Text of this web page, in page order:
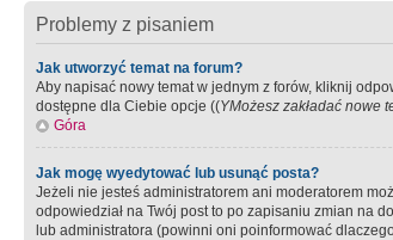
Problemy z pisaniem
Jak utworzyć temat na forum?
Aby napisać nowy temat w jednym z forów, kliknij
dostępne dla Ciebie opcje ((YMożesz zakładać nowe
Góra
Jak mogę wyedytować lub usunąć posta?
Jeżeli nie jesteś administratorem ani moderatorem
odpowiedział na Twój post to po zapisaniu zmian na
lub administratora (powinni oni poinformować